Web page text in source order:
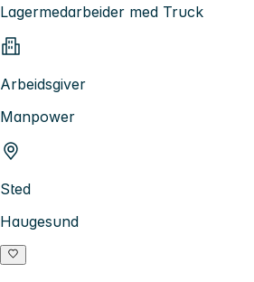
Lagermedarbeider med Truck
Arbeidsgiver
Manpower
Sted
Haugesund